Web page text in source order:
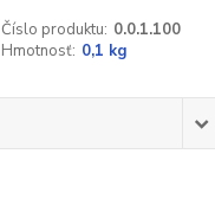
Číslo produktu: 0.0.1.100
Hmotnosť: 0,1 kg